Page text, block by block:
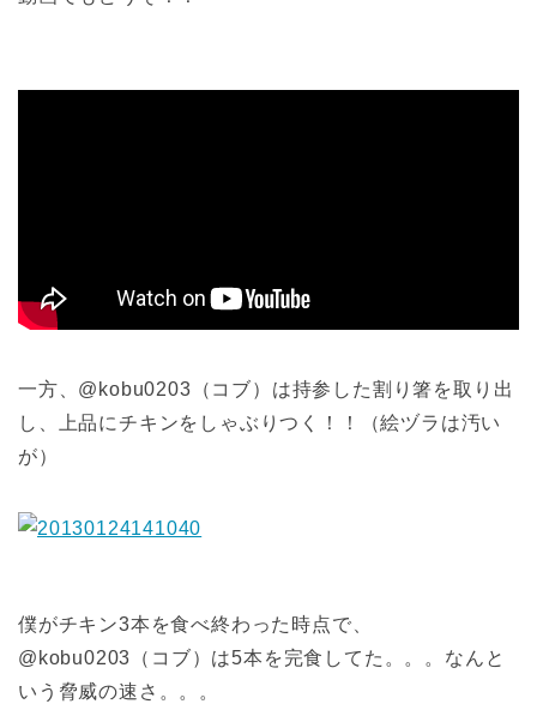
一方、@kobu0203（コブ）は持参した割り箸を取り出
し、上品にチキンをしゃぶりつく！！（絵ヅラは汚い
が）
僕がチキン3本を食べ終わった時点で、
@kobu0203（コブ）は5本を完食してた。。。なんと
いう脅威の速さ。。。